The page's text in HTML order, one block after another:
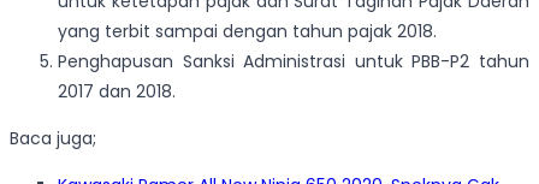
yang terbit sampai dengan tahun pajak 2018.
Penghapusan Sanksi Administrasi untuk PBB-P2 tahun
2017 dan 2018.
Baca juga;